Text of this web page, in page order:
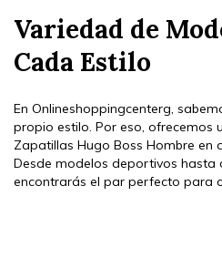
Variedad de
Cada Estilo
En Onlineshoppingcenterg,
propio estilo. Por eso, ofrecemos
Zapatillas Hugo Boss Hombre en
Desde modelos deportivos hasta
encontrarás el par perfecto para